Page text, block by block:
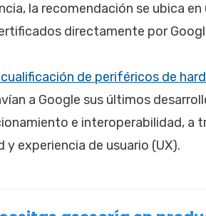
la recomendación se ubica
directamente por
de periféricos de
a Google sus últimos
e interoperabilidad, a
experiencia de usuario (UX).